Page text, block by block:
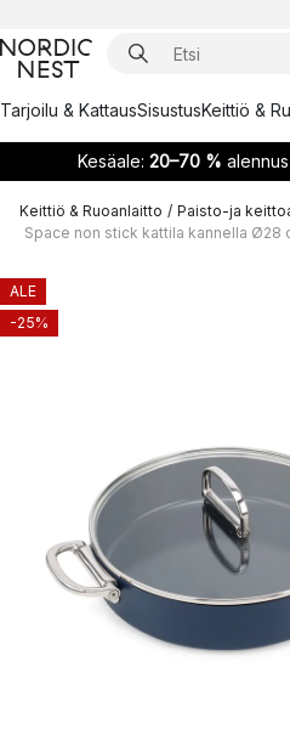
Tarjoilu & KattausSisustusKeittiö &
Kesäale: 20–70 %
Keittiö & Ruoanlaitto / Paisto-ja
Space non stick kattila kannella Ø28
ALE
-25%